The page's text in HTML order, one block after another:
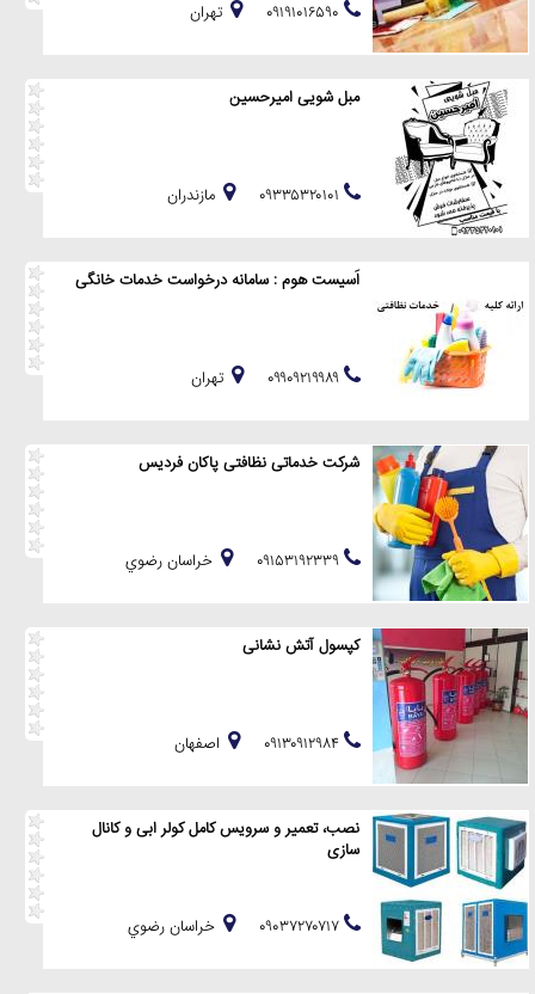
تهران
مبل شویی امیرحسین
مازندران
اَسیست هوم : سامانه درخواست خدمات خانگی
تهران
شرکت خدماتی نظافتی پاکان فردیس
خراسان رضوي
کپسول آتش نشانی
اصفهان
نصب، تعمیر و سرویس کامل کولر ابی و کانال
سازی
خراسان رضوي